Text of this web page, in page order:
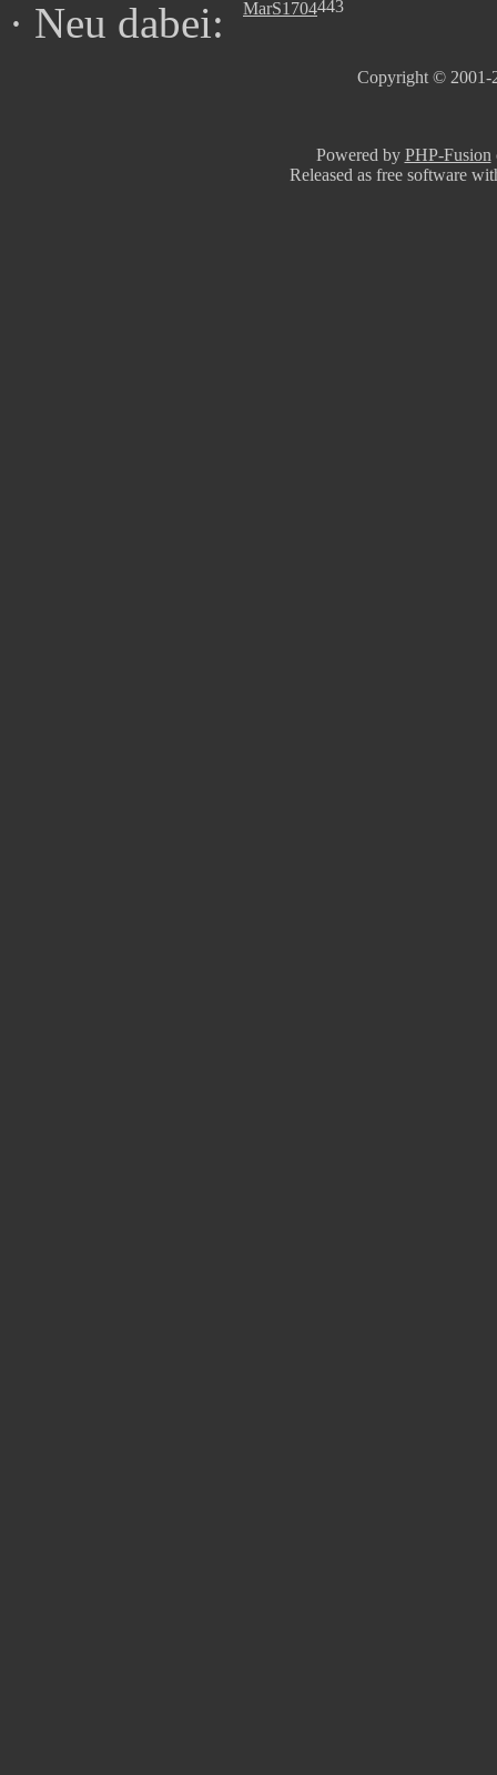
443
· Neu dabei: MarS1704
Copyright © 2001-
Powered by PHP-Fusion
Released as free software